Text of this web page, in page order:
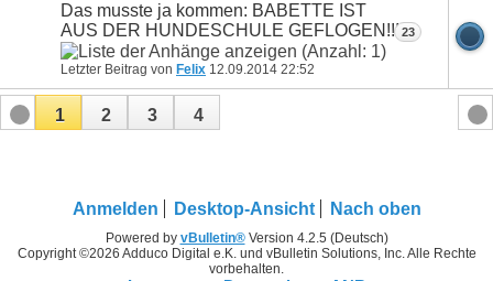
Das musste ja kommen: BABETTE IST
AUS DER HUNDESCHULE GEFLOGEN!!!
Letzter Beitrag von Felix 12.09.2014 22:52
23
1 2 3 4
Anmelden Desktop-Ansicht Nach oben
Powered by vBulletin®Version 4.2.5 (Deutsch)
Copyright ©2026 Adduco Digital e.K. und vBulletin Solutions, Inc. Alle Rechte
vorbehalten.